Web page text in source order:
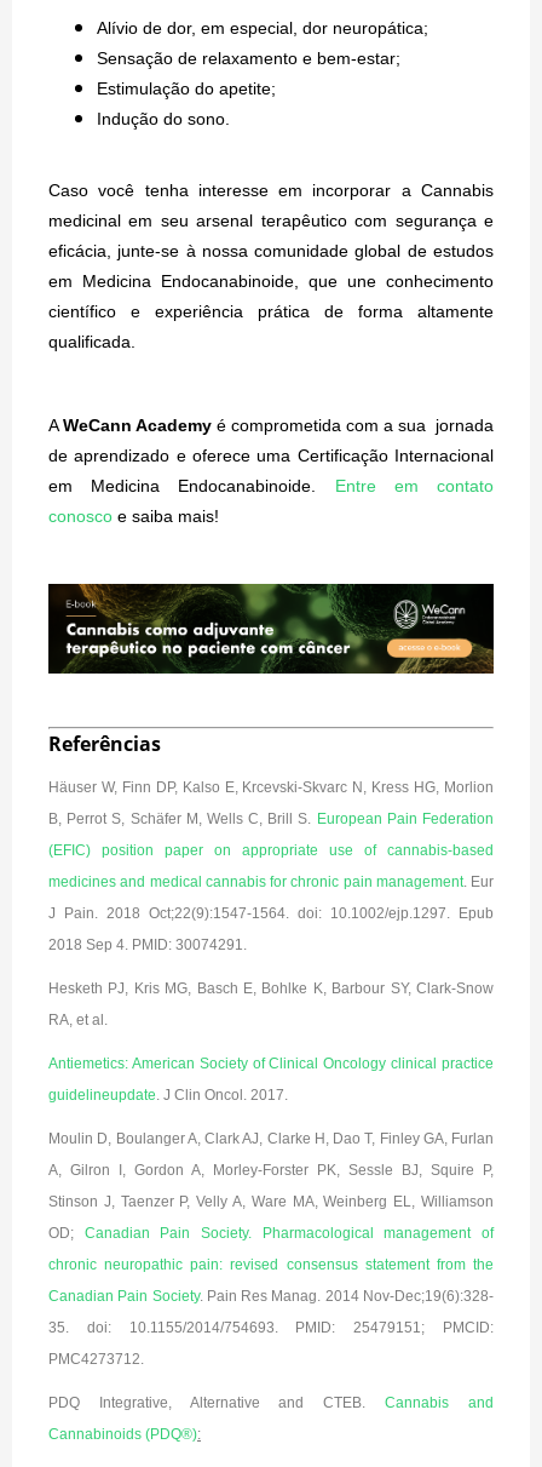
Alívio de dor, em especial, dor neuropática;
Sensação de relaxamento e bem-estar;
Estimulação do apetite;
Indução do sono.
Caso você tenha interesse em incorporar a Cannabis
medicinal em seu arsenal terapêutico com segurança e
eficácia, junte-se à nossa comunidade global de estudos
em Medicina Endocanabinoide, que une conhecimento
científico e experiência prática de forma altamente
qualificada.
AWeCann Academy é comprometida com a sua jornada
de aprendizado e oferece uma Certificação Internacional
em Medicina Endocanabinoide. Entre em contato
conosco e saiba mais!
Referências
Häuser W, Finn DP, Kalso E, Krcevski-Skvarc N, Kress HG, Morlion
B, Perrot S, Schäfer M, Wells C, Brill S. European Pain Federation
(EFIC) position paper on appropriate use of cannabis-based
medicines and medical cannabis for chronic pain management. Eur
J Pain. 2018 Oct;22(9):1547-1564. doi: 10.1002/ejp.1297. Epub
2018 Sep 4. PMID: 30074291.
Hesketh PJ, Kris MG, Basch E, Bohlke K, Barbour SY, Clark-Snow
RA, et al.
Antiemetics: American Society of Clinical Oncology clinical practice
guidelineupdate . J Clin Oncol. 2017.
Moulin D, Boulanger A, Clark AJ, Clarke H, Dao T, Finley GA, Furlan
A, Gilron I, Gordon A, Morley-Forster PK, Sessle BJ, Squire P,
Stinson J, Taenzer P, Velly A, Ware MA, Weinberg EL, Williamson
OD; Canadian Pain Society. Pharmacological management of
chronic neuropathic pain: revised consensus statement from the
Canadian Pain Society. Pain Res Manag. 2014 Nov-Dec;19(6):328-
35. doi: 10.1155/2014/754693. PMID: 25479151; PMCID:
PMC4273712.
PDQ Integrative, Alternative and CTEB.Cannabis and
Cannabinoids (PDQ®):